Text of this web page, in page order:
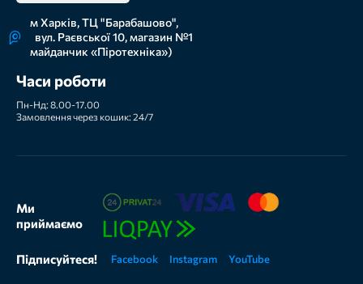
м Харків, ТЦ "Барабашово",
вул. Раєвської 10, магазин №1
майданчик «Піротехніка»)
Часи роботи
Пн-Нд: 8.00-17.00
Замовлення через кошик: 24/7
Ми
приймаємо
Підписуйтеся! Facebook Instagram YouTube